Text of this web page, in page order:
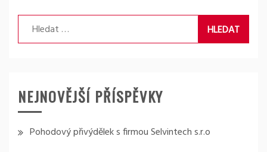
Vyhledávání
NEJNOVĚJŠÍ PŘÍSPĚVKY
Pohodový přivýdělek s firmou Selvintech s.r.o